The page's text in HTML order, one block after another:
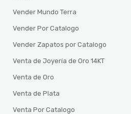
Vender Mundo Terra
Vender Por Catalogo
Vender Zapatos por Catalogo
Venta de Joyería de Oro 14KT
Venta de Oro
Venta de Plata
Venta Por Catalogo